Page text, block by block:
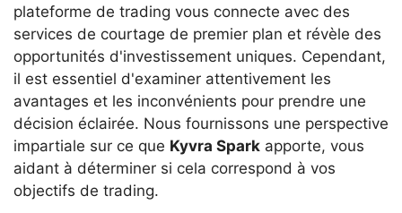
plateforme de trading vous connecte avec des
services de courtage de premier plan et révèle des
opportunités d'investissement uniques. Cependant,
il est essentiel d'examiner attentivement les
avantages et les inconvénients pour prendre une
décision éclairée. Nous fournissons une perspective
impartiale sur ce que Kyvra Spark apporte, vous
aidant à déterminer si cela correspond à vos
objectifs de trading.